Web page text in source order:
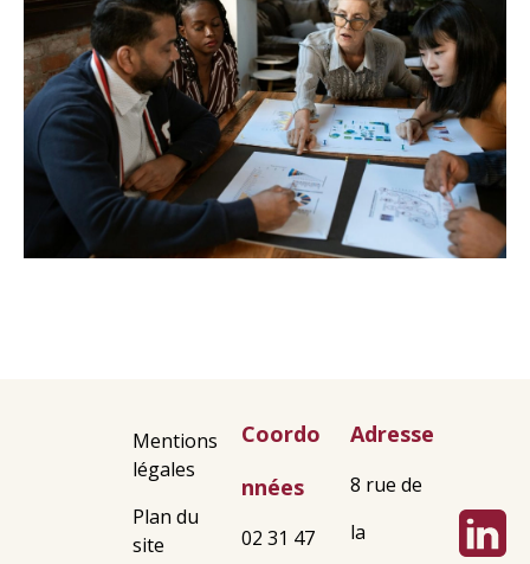
Mentions
légales
Plan du
site
Coordo
nnées
02 31 47
Adresse
8 rue de
la